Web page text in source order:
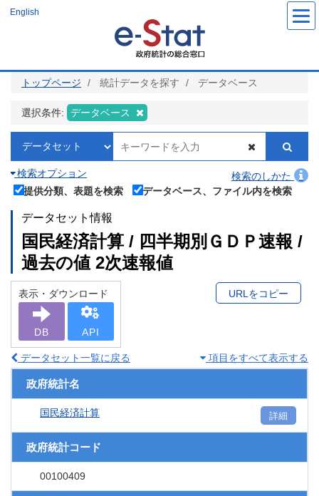
ツ
English
トップページ 統計データを探す データベース
選択条件: データベース
検索オプション
検索のしかた
提供分類、表題を検索
データベース、ファイル内を検索
データセット情報
国民経済計算 / 四半期別ＧＤＰ速報 /
過去の値 2次速報値
表示・ダウンロード
DB API
URLをコピー
データセット一覧に戻る 項目をすべて表示する
政府統計名
国民経済計算 詳細
政府統計コード
00100409